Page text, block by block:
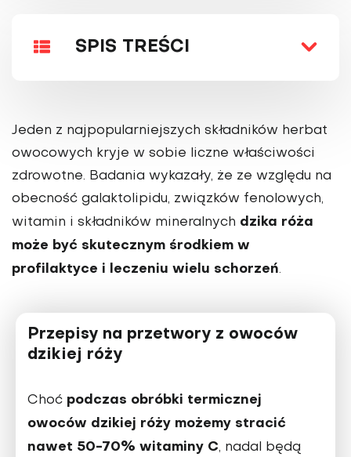
SPIS TREŚCI
Jeden z najpopularniejszych składników herbat
owocowych kryje w sobie liczne właściwości
zdrowotne. Badania wykazały, że ze względu na
obecność galaktolipidu, związków fenolowych,
witamin i składników mineralnych dzika róża
może być skutecznym środkiem w
profilaktyce i leczeniu wielu schorzeń.
Przepisy na przetwory z owoców
dzikiej róży
Choć podczas obróbki termicznej
owoców dzikiej róży możemy stracić
nawet 50-70% witaminy C, nadal będą